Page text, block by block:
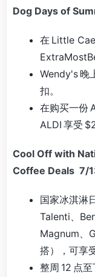
Dog Days of
在 Little
Wendy's 晚
扣。
在购买一份
ALDI 享受
Cool Off with
Coffee Deals 7/
国家冰淇淋
Talenti、
Magnum、
搭），可享
整周 12 点